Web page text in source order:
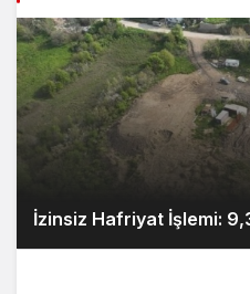
İzinsiz Hafriyat İşlemi: